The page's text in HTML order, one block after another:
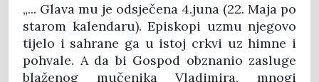
„... Glava mu je odsječena 4.juna (22. Maja po
starom kalendaru). Episkopi uzmu njegovo
tijelo i sahrane ga u istoj crkvi uz himne i
pohvale. A da bi Gospod obznanio zasluge
blaženog mučenika Vladimira, mnogi